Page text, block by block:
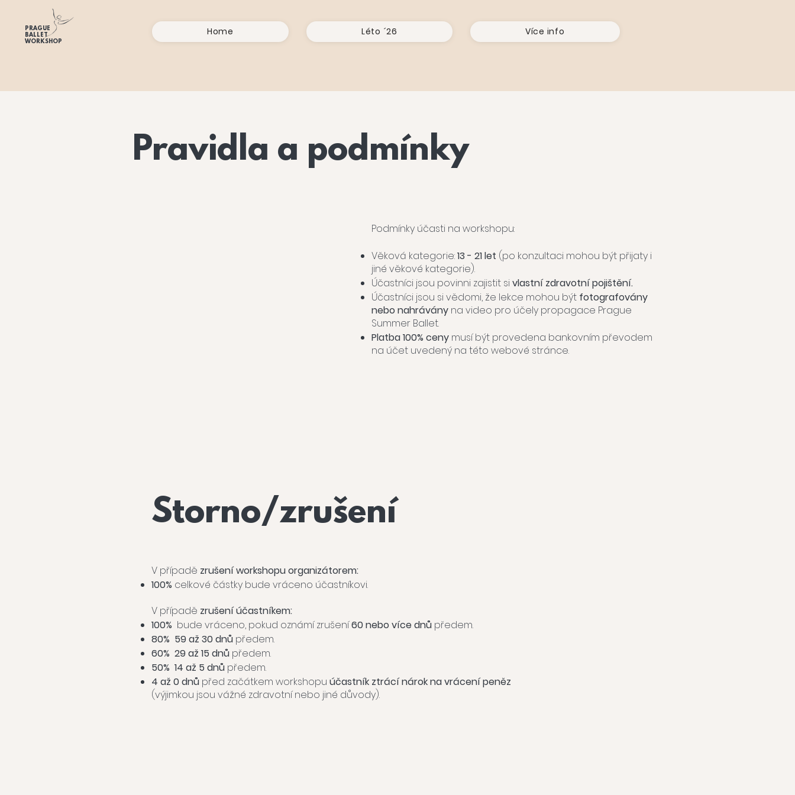
PRAGUE
BALLET
WORKSHOP
Home Léto ´26 Více info
Pravidla a podmínky
Podmínky účasti na workshopu:
Věková kategorie:13 - 21 let (po konzultaci mohou být přijaty i
jiné věkové kategorie).
Účastníci jsou povinni zajistit si vlastní zdravotní pojištění.
Účastníci jsou si vědomi, že lekce mohou být fotografovány
nebo nahrávány na video pro účely propagace Prague
Summer Ballet.
Platba 100% ceny musí být provedena bankovním převodem
na účet uvedený na této webové stránce.
Storno/zrušení
V případě zrušení workshopu organizátorem:
100% celkové částky bude vráceno účastníkovi.
V případě zrušení účastníkem:
100% bude vráceno, pokud oznámí zrušení60 nebo více dnů předem.
80% 59 až 30 dnů předem.
60% 29 až 15 dnů předem.
50% 14 až 5 dnů předem.
4 až 0 dnů před začátkem workshopu účastník ztrácí nárok na vrácení peněz
(výjimkou jsou vážné zdravotní nebo jiné důvody).